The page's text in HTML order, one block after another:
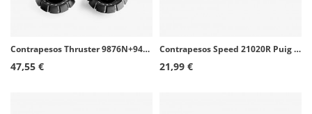
Contrapesos Thruster 9876N+9420N Puig color Negro para Yamaha MT-07 Tracer, Tracer 7/700/GT
47,55 €
Contrapesos Speed 21020R Puig color Rojo para varios modelos de Honda
21,99 €